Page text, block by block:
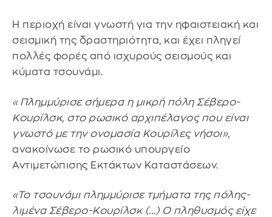
Η περιοχή είναι γνωστή για την ηφαιστειακή και
σεισμική της δραστηριότητα, και έχει πληγεί
πολλές φορές από ισχυρούς σεισμούς και
κύματα τσουνάμι.
«Πλημμύρισε σήμερα η μικρή πόλη Σέβερο-
Κουρίλσκ, στο ρωσικό αρχιπέλαγος που είναι
γνωστό με την ονομασία Κουρίλες νήσοι»,
ανακοίνωσε το ρωσικό υπουργείο
Αντιμετώπισης Εκτάκτων Καταστάσεων.
«Το τσουνάμι πλημμύρισε τμήματα της πόλης-
λιμένα Σέβερο-Κουρίλσκ (...) Ο πληθυσμός είχε